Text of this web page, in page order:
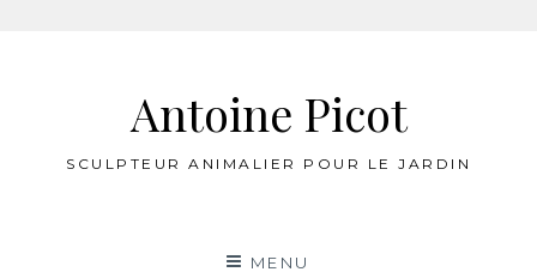
Antoine Picot
SCULPTEUR ANIMALIER POUR LE JARDIN
MENU